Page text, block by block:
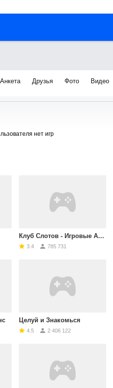
Анкета Друзья Фото Видео
нет игр
Клуб Слотов - Игровые Автоматы
3.4 785 731
Целуй и Знакомься
4.5 2 406 122